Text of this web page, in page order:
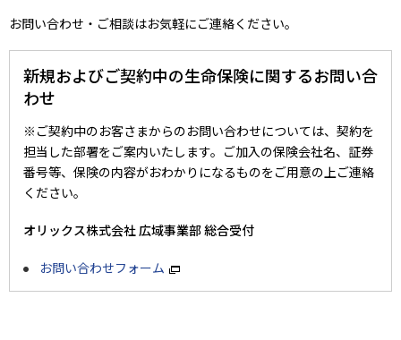
お問い合わせ・ご相談はお気軽にご連絡ください。
新規およびご契約中の生命保険に関するお問い合
わせ
※ご契約中のお客さまからのお問い合わせについては、契約を
担当した部署をご案内いたします。ご加入の保険会社名、証券
番号等、保険の内容がおわかりになるものをご用意の上ご連絡
ください。
オリックス株式会社 広域事業部 総合受付
お問い合わせフォーム